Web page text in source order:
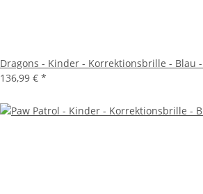
Dragons - Kinder - Korrektionsbrille - Blau -
136,99 € *